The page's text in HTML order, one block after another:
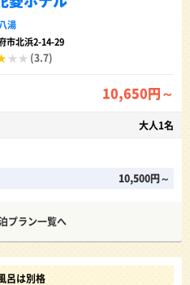
湯
市北浜2-14-29
(3.7)
10,650円～
大人1名
10,500円～
プラン一覧へ
呂は別格